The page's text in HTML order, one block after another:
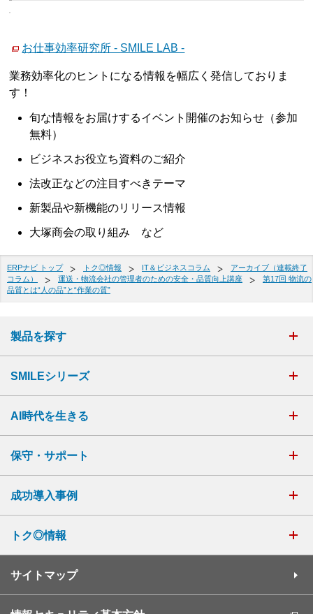
お仕事効率研究所 - SMILE LAB -
業務効率化のヒントになる情報を幅広く発信しておりま
す！
旬な情報をお届けするイベント開催のお知らせ（参加
無料）
ビジネスお役立ち資料のご紹介
法改正などの注目すべきテーマ
新製品や新機能のリリース情報
大塚商会の取り組み など
ERPナビ トップ トク◎情報 IT＆ビジネスコラム
アーカイブ（連載終了
コラム）
運送・物流会社の管理者のための安全・品質向上講座
第17回 物流の
品質とは“人の品”と“作業の質”
製品を探す
SMILEシリーズ
AI時代を生きる
保守・サポート
成功導入事例
トク◎情報
サイトマップ